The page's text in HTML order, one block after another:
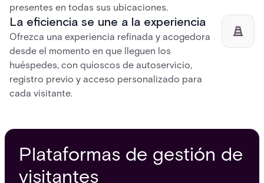
presentes en todas sus ubicaciones.
La eficiencia se une a la experiencia
Ofrezca una experiencia refinada y acogedora
desde el momento en que lleguen los
huéspedes, con quioscos de autoservicio,
registro previo y acceso personalizado para
cada visitante.
Plataformas de gestión de
visitantes